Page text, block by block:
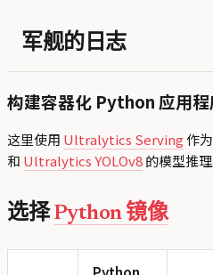
军舰的日志
构建容器化 Python 应用程
这里使用 Ultralytics Serving 作
和 Ultralytics YOLOv8的模型推理
选择Python 镜像